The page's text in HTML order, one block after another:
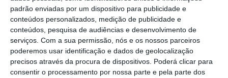
padrão enviadas por um dispositivo para publicidade e
conteúdos personalizados, medição de publicidade e
conteúdos, pesquisa de audiências e desenvolvimento de
serviços. Com a sua permissão, nós e os nossos parceiros
poderemos usar identificação e dados de geolocalização
precisos através da procura de dispositivos. Poderá clicar para
consentir o processamento por nossa parte e pela parte dos
mil:neste momento, há 49.525 casos ativos
em Portugal, mais 1.493 só nas últimas 24
horas.
O número de internados com Covid-19 continua